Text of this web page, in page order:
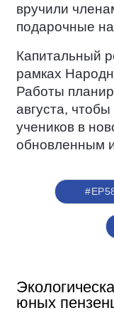
вручили
подарочные
Капитальный
рамках
Работы
августа,
учеников в
обновленным
юных